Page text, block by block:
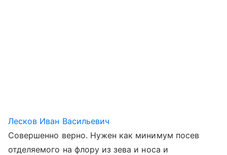
Лесков Иван Васильевич
Совершенно верно. Нужен как минимум посев
отделяемого на флору из зева и носа и